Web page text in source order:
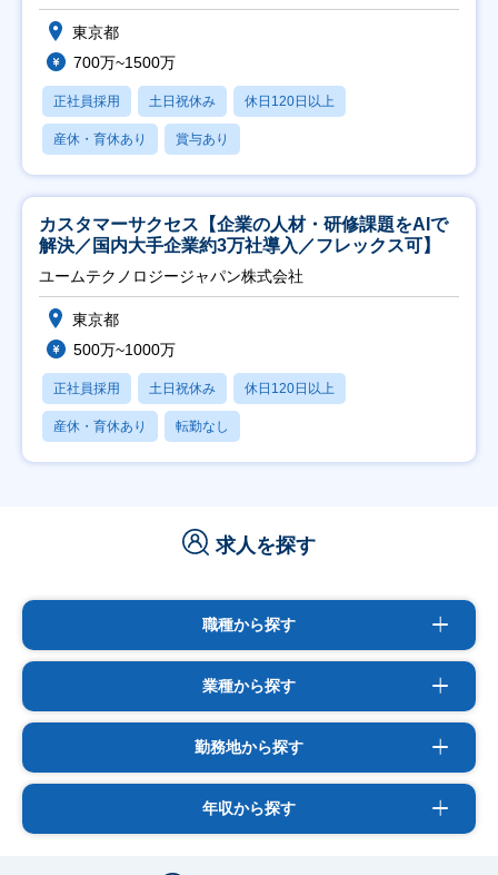
東京都
700万~1500万
正社員採用 土日祝休み 休日120日以上
産休・育休あり 賞与あり
カスタマーサクセス【企業の人材・研修課題をAIで
解決／国内大手企業約3万社導入／フレックス可】
ユームテクノロジージャパン株式会社
東京都
500万~1000万
正社員採用 土日祝休み 休日120日以上
産休・育休あり 転勤なし
求人を探す
職種から探す
業種から探す
勤務地から探す
年収から探す